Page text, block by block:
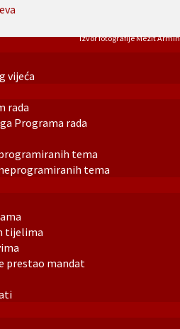
vijeća
rada
Programa rada
tema
tema
tijelima
prestao mandat
Izvor fotografije Mezit Armin